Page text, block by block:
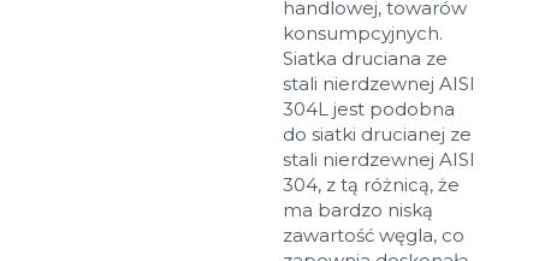
handlowej, towarów
konsumpcyjnych.
Siatka druciana ze
stali nierdzewnej AISI
304L jest podobna
do siatki drucianej ze
stali nierdzewnej AISI
304, z tą różnicą, że
ma bardzo niską
zawartość węgla, co